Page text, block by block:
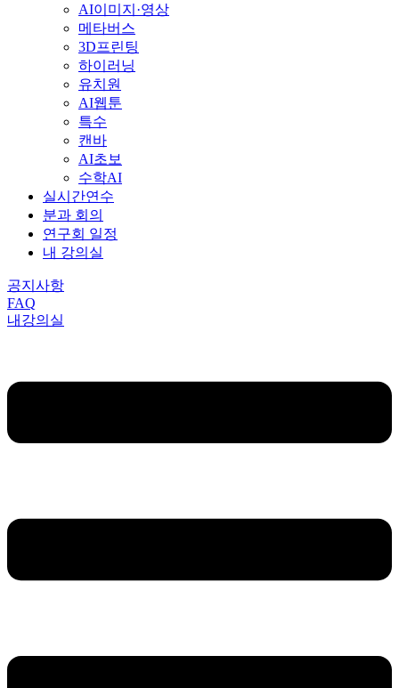
AI이미지·영상
메타버스
3D프린팅
하이러닝
유치원
AI웹툰
특수
캔바
AI초보
수학AI
실시간연수
분과 회의
연구회 일정
내 강의실
공지사항
FAQ
내강의실